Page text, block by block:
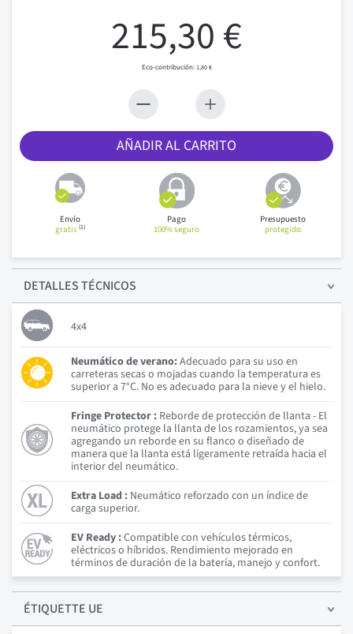
215,30 €
1,80 €
AÑADIR AL CARRITO
Envío
gratis(1)
Pago
100% seguro
Presupuesto
protegido
DETALLESTÉCNICOS
4x4
Neumático de verano:Adecuado para su uso en
carreteras secas o mojadas cuando la temperatura es
superior a 7°C. No es adecuado para la nieve y el hielo.
Fringe Protector : Reborde de protección de llanta - El
neumático protege la llanta de los rozamientos, ya sea
agregando un reborde en su flanco o diseñado de
manera que la llanta está ligeramente retraída hacia el
interior del neumático.
Extra Load : Neumático reforzado con un índice de
carga superior.
EV Ready :Compatible con vehículos térmicos,
eléctricos o híbridos. Rendimiento mejorado en
términos de duración de la batería, manejo y confort.
ÉTIQUETTE UE